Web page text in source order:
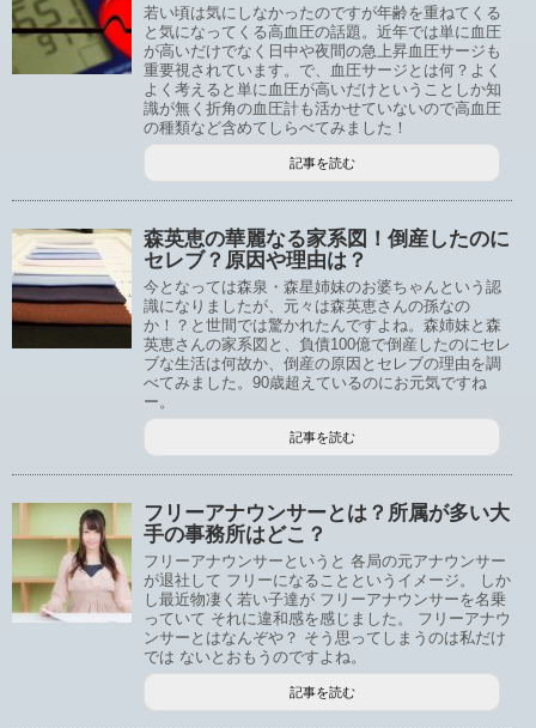
若い頃は気にしなかったのですが年齢を重ねてくる
と気になってくる高血圧の話題。近年では単に血圧
が高いだけでなく日中や夜間の急上昇血圧サージも
重要視されています。で、血圧サージとは何？よく
よく考えると単に血圧が高いだけということしか知
識が無く折角の血圧計も活かせていないので高血圧
の種類など含めてしらべてみました！
記事を読む
森英恵の華麗なる家系図！倒産したのに
セレブ？原因や理由は？
今となっては森泉・森星姉妹のお婆ちゃんという認
識になりましたが、元々は森英恵さんの孫なの
か！？と世間では驚かれたんですよね。森姉妹と森
英恵さんの家系図と、負債100億で倒産したのにセレ
ブな生活は何故か、倒産の原因とセレブの理由を調
べてみました。90歳超えているのにお元気ですね
ー。
記事を読む
フリーアナウンサーとは？所属が多い大
手の事務所はどこ？
フリーアナウンサーというと 各局の元アナウンサー
が退社して フリーになることというイメージ。 しか
し最近物凄く若い子達が フリーアナウンサーを名乗
っていて それに違和感を感じました。 フリーアナウ
ンサーとはなんぞや？ そう思ってしまうのは私だけ
では ないとおもうのですよね。
記事を読む